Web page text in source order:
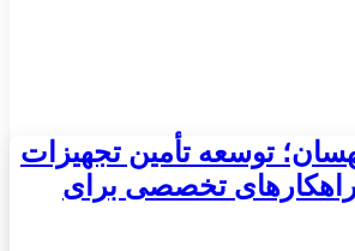
توسعه تأمین تجهیزات
راهکارهای تخصصی برای